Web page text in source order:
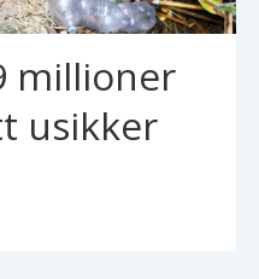
millioner
usikker